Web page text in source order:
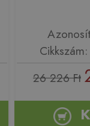
26 226 Ft